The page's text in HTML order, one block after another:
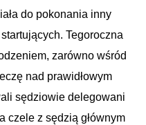
do pokonania inny
Tegoroczna
zarówno wśród
nad prawidłowym
sędziowie delegowani
czele z sędzią głównym